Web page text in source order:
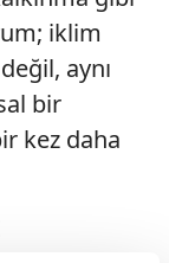
iklim
aynı
bir
kez daha